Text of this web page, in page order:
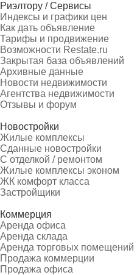
Риэлтору / Сервисы
Индексы и графики цен
Как дать объявление
Тарифы и продвижение
Возможности Restate.ru
Закрытая база объявлений
Архивные данные
Новости недвижимости
Агентства недвижимости
Отзывы и форум
Новостройки
Жилые комплексы
Сданные новостройки
С отделкой / ремонтом
Жилые комплексы эконом
ЖК комфорт класса
Застройщики
Коммерция
Аренда офиса
Аренда склада
Аренда торговых помещений
Продажа коммерции
Продажа офиса